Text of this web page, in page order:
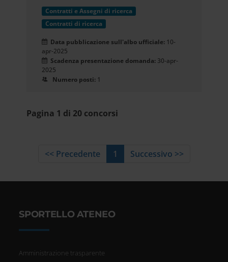
Contratti e Assegni di ricerca
Contratti di ricerca
Data pubblicazione sull'albo ufficiale: 10-
apr-2025
Scadenza presentazione domanda: 30-apr-
2025
Numero posti: 1
Pagina 1 di 20 concorsi
<< Precedente 1 Successivo >>
SPORTELLO ATENEO
Amministrazione trasparente